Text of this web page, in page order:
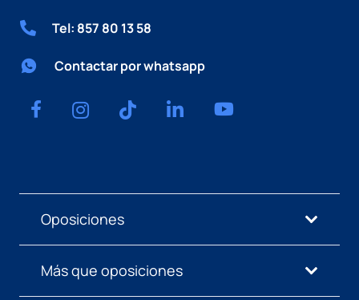
Tel: 857 80 13 58
Contactar por whatsapp
Oposiciones
Más que oposiciones